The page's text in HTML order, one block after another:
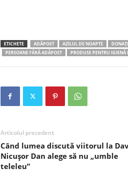
ETICHETE ADĂPOST AZILUL DE NOAPTE
PERSOANE FĂRĂ ADĂPOST
PRODUSE PENTRU IGIENĂ
Articolul precedent
Când lumea discută viitorul la
Nicușor Dan alege să nu „umble
teleleu”